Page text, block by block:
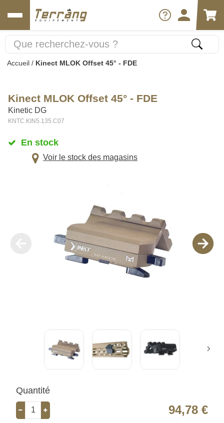
Accueil / Kinect MLOK Offset 45° - FDE
Kinect MLOK Offset 45° - FDE
Kinetic DG
KNTC.KIN5.135.C07
En stock
Voir le stock des magasins
Quantité
94,78 €